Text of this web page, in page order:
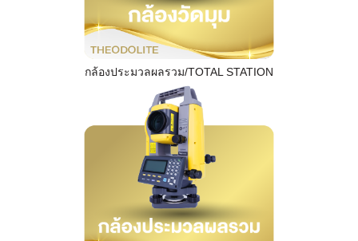
กล้องประมวลผลรวม/TOTAL STATION